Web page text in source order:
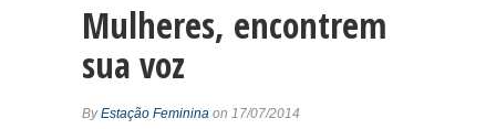
Mulheres, encontrem
sua voz
ByEstação Feminina on 17/07/2014